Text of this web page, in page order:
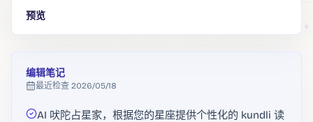
预览
编辑笔记
最近检查 2026/05/18
AI 吠陀占星家，根据您的星座提供个性化的 kundli 读